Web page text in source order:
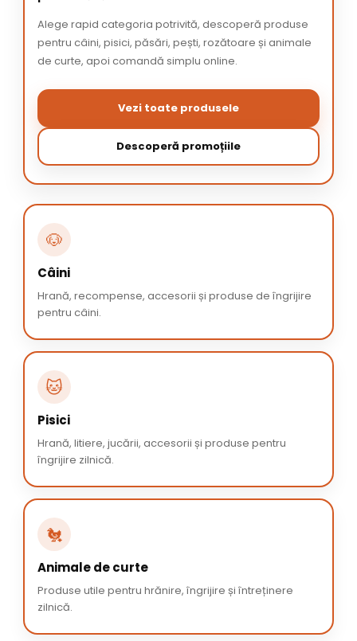
Alege rapid categoria potrivită, descoperă produse
pentru câini, pisici, păsări, pești, rozătoare și animale
de curte, apoi comandă simplu online.
Vezi toate produsele
Descoperă promoțiile
🐶
Câini
Hrană, recompense, accesorii și produse de îngrijire
pentru câini.
🐱
Pisici
Hrană, litiere, jucării, accesorii și produse pentru
îngrijire zilnică.
🐔
Animale de curte
Produse utile pentru hrănire, îngrijire și întreținere
zilnică.